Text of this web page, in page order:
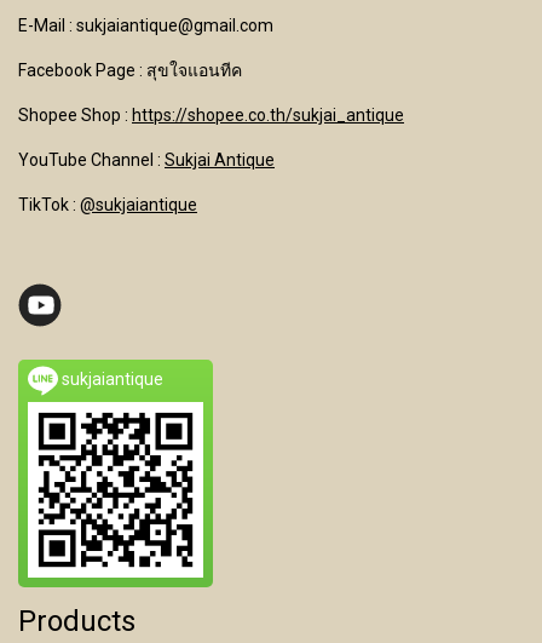
E-Mail : sukjaiantique@gmail.com
Facebook Page : สุขใจแอนทีค
Shopee Shop : https://shopee.co.th/sukjai_antique
YouTube Channel : Sukjai Antique
TikTok : @sukjaiantique
sukjaiantique
Products